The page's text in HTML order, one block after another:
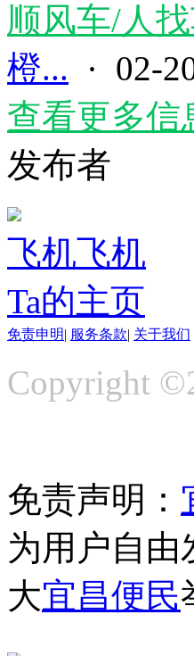
顺风车/人
橙...
· 02-
查看更多
发布者
飞机飞机
Ta的主页
免责申明| 服务条款| 关于我们
Copyright
免责声明：
为用户自由
大宜昌便民